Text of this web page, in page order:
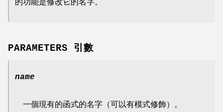
的功能是修改它的名字。
PARAMETERS 引數
name
一個現有的函式的名字（可以有模式修飾）。